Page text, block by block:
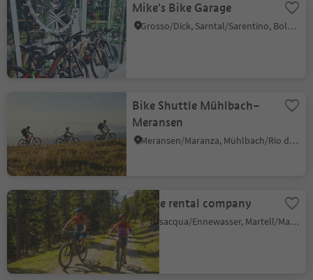
Mike's Bike Garage
Grosso/Dick, Sarntal/Sarentino, Bolzano/Bozen and environs
Bike Shuttle Mühlbach–
Meransen
Meransen/Maranza, Mühlbach/Rio di Pusteria, Brixen/Bressanone and environs
E-bike rental company
Transacqua/Ennewasser, Martell/Martello, Vinschgau/Val Venosta